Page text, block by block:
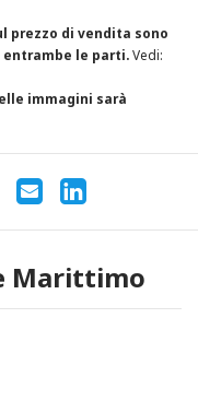
prezzo di vendita sono
le parti.Vedi:
immagini sarà
Marittimo